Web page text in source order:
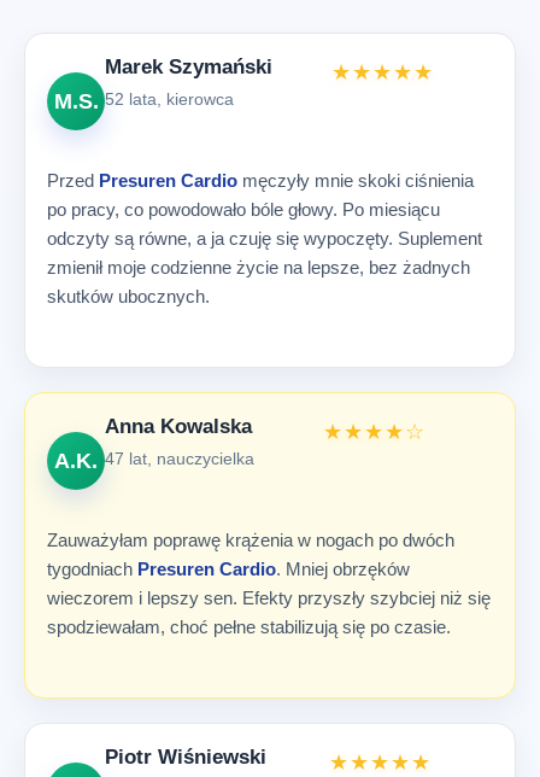
M.S.
Marek Szymański
52 lata, kierowca
★★★★★
Przed Presuren Cardio męczyły mnie skoki ciśnienia
po pracy, co powodowało bóle głowy. Po miesiącu
odczyty są równe, a ja czuję się wypoczęty. Suplement
zmienił moje codzienne życie na lepsze, bez żadnych
skutków ubocznych.
A.K.
Anna Kowalska
47 lat, nauczycielka
★★★★☆
Zauważyłam poprawę krążenia w nogach po dwóch
tygodniach Presuren Cardio. Mniej obrzęków
wieczorem i lepszy sen. Efekty przyszły szybciej niż się
spodziewałam, choć pełne stabilizują się po czasie.
Piotr Wiśniewski ★★★★★